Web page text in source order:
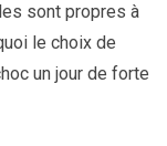
sont propres à
le choix de
un jour de forte